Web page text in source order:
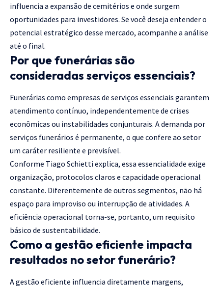
influencia a expansão de cemitérios e onde surgem
oportunidades para investidores. Se você deseja entender o
potencial estratégico desse mercado, acompanhe a análise
até o final.
Por que funerárias são
consideradas serviços essenciais?
Funerárias como empresas de serviços essenciais garantem
atendimento contínuo, independentemente de crises
econômicas ou instabilidades conjunturais. A demanda por
serviços funerários é permanente, o que confere ao setor
um caráter resiliente e previsível.
Conforme Tiago Schietti explica, essa essencialidade exige
organização, protocolos claros e capacidade operacional
constante. Diferentemente de outros segmentos, não há
espaço para improviso ou interrupção de atividades. A
eficiência operacional torna-se, portanto, um requisito
básico de sustentabilidade.
Como a gestão eficiente impacta
resultados no setor funerário?
A gestão eficiente influencia diretamente margens,